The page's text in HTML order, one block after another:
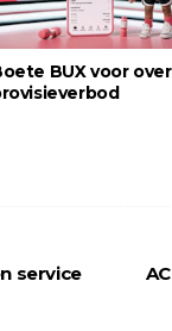
BUX voor
service